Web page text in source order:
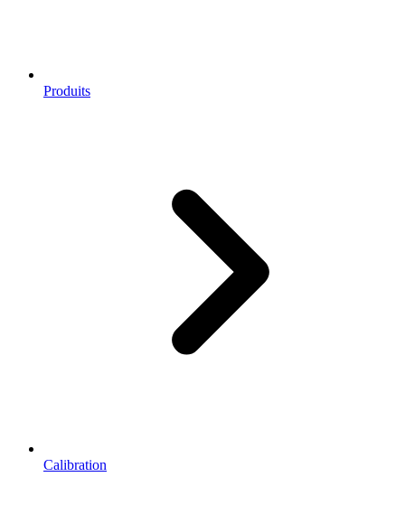
Produits
Calibration